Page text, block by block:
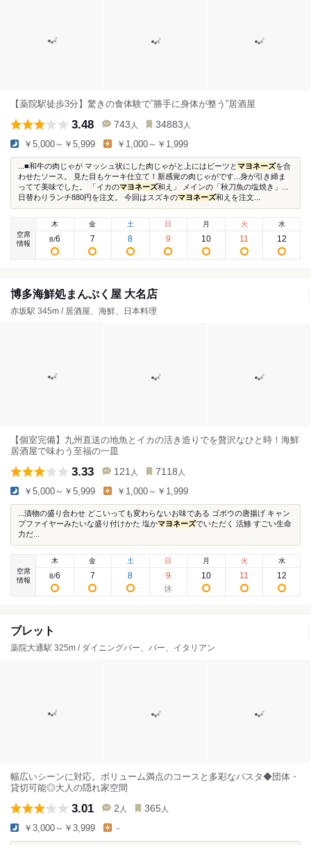
【薬院駅徒歩3分】驚きの食体験で”勝手に身体が整う”居酒屋
3.48 743 人 34883 人
￥5,000～￥5,999 ￥1,000～￥1,999
...■和牛の肉じゃが マッシュ状にした肉じゃがと上にはビーツとマヨネーズを合
わせたソース。 見た目もケーキ仕立て！新感覚の肉じゃがです...身が引き締ま
ってて美味でした。 「イカのマヨネーズ和え」 メインの「秋刀魚の塩焼き」...
日替わりランチ880円を注文。 今回はスズキのマヨネーズ和えを注文...
空席
情報
木
8/6
金
7
土
8
日
9
月
10
火
11
水
12
博多海鮮処まんぷく屋 大名店
赤坂駅 345m / 居酒屋、海鮮、日本料理
【個室完備】九州直送の地魚とイカの活き造りでを贅沢なひと時！海鮮
居酒屋で味わう至福の一皿
3.33 121 人 7118 人
￥5,000～￥5,999 ￥1,000～￥1,999
...漬物の盛り合わせ どこいっても変わらないお味である ゴボウの唐揚げ キャン
プファイヤーみたいな盛り付けかた 塩かマヨネーズでいただく 活鯵 すごい生命
力だ...
空席
情報
木
8/6
金
7
土
8
日
9
月
10
火
11
水
12
ブレット
薬院大通駅 325m / ダイニングバー、バー、イタリアン
幅広いシーンに対応。ボリューム満点のコースと多彩なパスタ◆団体・
貸切可能◎大人の隠れ家空間
3.01 2 人 365 人
￥3,000～￥3,999 -